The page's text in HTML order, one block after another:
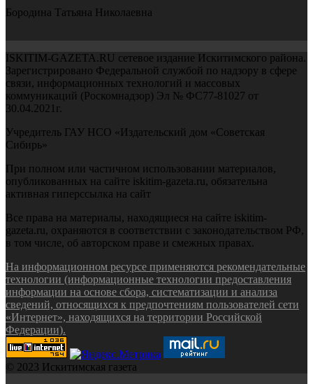
Бородина Татьяна Николаевна
ISKITIM-GAZETA.RU сетевое издание Искитимского района.
Зарегистрировано Федеральной службой по надзору в сфере
связи, информационных технологий и массовых
коммуникаций (Роскомнадзор) Эл № ФС77-81027 от
30.04.2021г.
Учредитель ГАУ НСО «Издательский дом «Советская
Сибирь»
При полном или частичном использовании материалов,
опубликованных на сайте iskitim-gazeta.ru, обязательна
активная гиперссылка на сайт
Все права на материалы, находящиеся на сайте iskitim-
gazeta.ru, охраняются в соответствии с законодательством РФ,
в том числе, об авторском праве и смежных правах.
На информационном ресурсе применяются рекомендательные
технологии (информационные технологии предоставления
информации на основе сбора, систематизации и анализа
сведений, относящихся к предпочтениям пользователей сети
«Интернет», находящихся на территории Российской
Федерации).
© 2023 Искитимская газета